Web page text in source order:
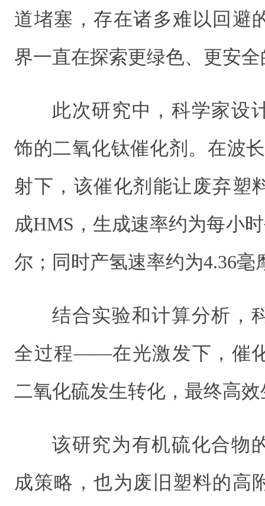
道堵塞，存在诸多难以回避
界一直在探索更绿色、更安
此次研究中，科学家设
饰的二氧化钛催化剂。在波
射下，该催化剂能让废弃塑
成HMS，生成速率约为每小
尔；同时产氢速率约为4.36毫
结合实验和计算分析，
全过程——在光激发下，催
二氧化硫发生转化，最终高
该研究为有机硫化合物
成策略，也为废旧塑料的高